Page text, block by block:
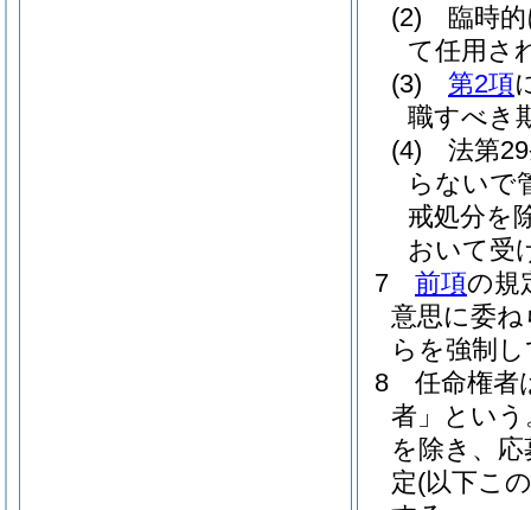
(2)
臨時
て任用さ
(3)
第2項
職すべき
(4)
法第
らないで
戒処分を
おいて受
7
前項の規
意思に委
らを強制
8
任命権者
者」という
を除き、
定(以下こ